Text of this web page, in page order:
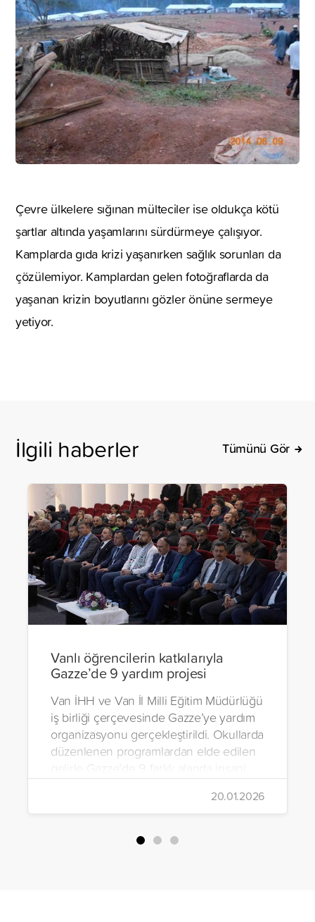
Çevre ülkelere sığınan mülteciler ise oldukça kötü
şartlar altında yaşamlarını sürdürmeye çalışıyor.
Kamplarda gıda krizi yaşanırken sağlık sorunları da
çözülemiyor. Kamplardan gelen fotoğraflarda da
yaşanan krizin boyutlarını gözler önüne sermeye
yetiyor.
İlgili haberler Tümünü Gör
Vanlı öğrencilerin katkılarıyla
Gazze’de 9 yardım projesi
Van İHH ve Van İl Milli Eğitim Müdürlüğü
iş birliği çerçevesinde Gazze’ye yardım
organizasyonu gerçekleştirildi. Okullarda
düzenlenen programlardan elde edilen
gelirle Gazze’de 9 farklı alanda insani
yardım çalışmalarında bulunuldu.
20.01.2026